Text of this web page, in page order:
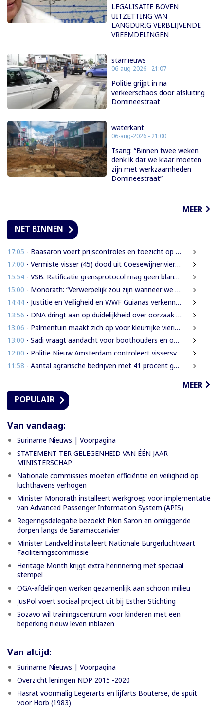
LEGALISATIE BOVEN
UITZETTING VAN
LANGDURIG VERBLIJVENDE
VREEMDELINGEN
starnieuws
06-aug-2026 - 21:07
Politie grijpt in na
verkeerschaos door afsluiting
Domineestraat
waterkant
06-aug-2026 - 21:00
Tsang: “Binnen twee weken
denk ik dat we klaar moeten
zijn met werkzaamheden
Domineestraat”
MEER
NET BINNEN
17:05 - Baasaron voert prijscontroles en toezicht op voedselveiligheid op
17:00 - Vermiste visser (45) dood uit Coesewijnerivier gehaald
15:54 - VSB: Ratificatie grensprotocol mag geen blanco cheque zijn
15:00 - Monorath: “Verwerpelijk zou zijn wanneer we de dingen zouden bedekken met de mantel der liefde”
14:44 - Justitie en Veiligheid en WWF Guianas verkennen verdere samenwerking
13:56 - DNA dringt aan op duidelijkheid over oorzaak massale vissterfte
13:06 - Palmentuin maakt zich op voor kleurrijke viering Dag der Inheemsen
13:00 - Sadi vraagt aandacht voor boothouders en overbelasting Wijdenboschbrug
12:00 - Politie Nieuw Amsterdam controleert vissersvaartuigen op de rivier
11:58 - Aantal agrarische bedrijven met 41 procent gegroeid
MEER
POPULAIR
Van vandaag:
Suriname Nieuws | Voorpagina
STATEMENT TER GELEGENHEID VAN ÉÉN JAAR
MINISTERSCHAP
Nationale commissies moeten efficiëntie en veiligheid op
luchthavens verhogen
Minister Monorath installeert werkgroep voor implementatie
van Advanced Passenger Information System (APIS)
Regeringsdelegatie bezoekt Pikin Saron en omliggende
dorpen langs de Saramaccarivier
Minister Landveld installeert Nationale Burgerluchtvaart
Faciliteringscommissie
Heritage Month krijgt extra herinnering met speciaal
stempel
OGA-afdelingen werken gezamenlijk aan schoon milieu
JusPol voert sociaal project uit bij Esther Stichting
Sozavo wil trainingscentrum voor kinderen met een
beperking nieuw leven inblazen
Van altijd:
Suriname Nieuws | Voorpagina
Overzicht leningen NDP 2015 -2020
Hasrat voormalig Legerarts en lijfarts Bouterse, de spuit
voor Horb (1983)